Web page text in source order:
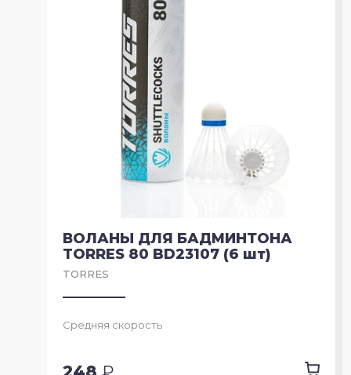
ВОЛАНЫ ДЛЯ БАДМИНТОНА
TORRES 80 BD23107 (6 шт)
TORRES
Средняя скорость